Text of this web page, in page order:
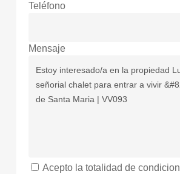
Teléfono
Mensaje
Acepto la totalidad de